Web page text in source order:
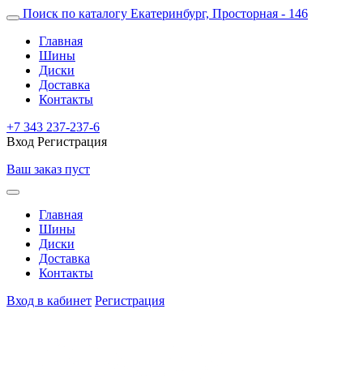
Поиск по каталогу Екатеринбург, Просторная - 146
Главная
Шины
Диски
Доставка
Контакты
+7 343 237-237-6
Вход Регистрация
Ваш заказ пуст
Главная
Шины
Диски
Доставка
Контакты
Вход в кабинет Регистрация